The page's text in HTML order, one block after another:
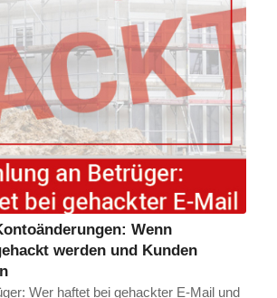
Wenn
werden und Kunden
Wer haftet bei gehackter E-Mail und